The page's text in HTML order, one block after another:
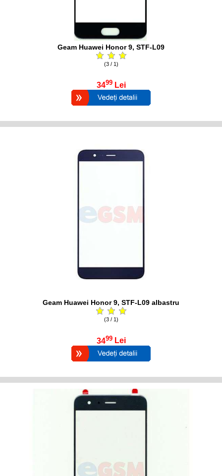
Geam Huawei Honor 9, STF-L09
(3 / 1)
3499 Lei
Geam Huawei Honor 9, STF-L09 albastru
(3 / 1)
3499 Lei